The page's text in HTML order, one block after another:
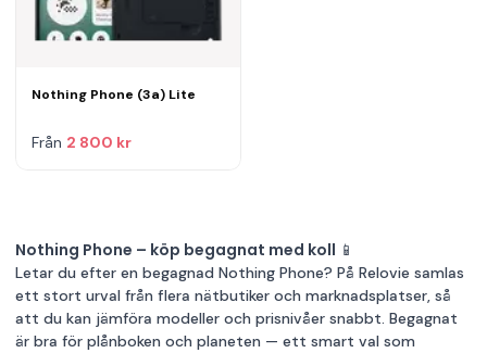
Nothing Phone (3a) Lite
Från 2 800 kr
Nothing Phone – köp begagnat med koll 📱
Letar du efter en begagnad Nothing Phone? På Relovie samlas
ett stort urval från flera nätbutiker och marknadsplatser, så
att du kan jämföra modeller och prisnivåer snabbt. Begagnat
är bra för plånboken och planeten — ett smart val som